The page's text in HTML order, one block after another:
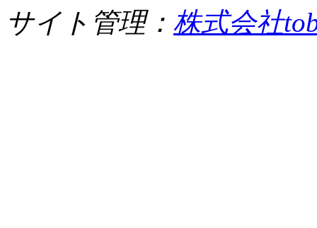
サイト管理： 株式会社